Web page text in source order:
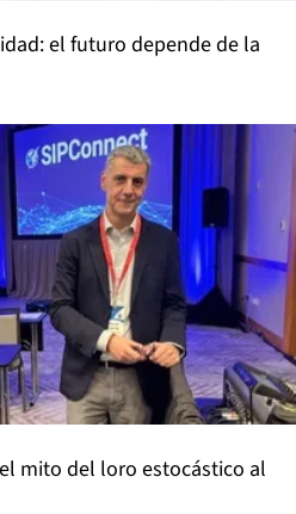
el futuro depende de la
mito del loro estocástico al